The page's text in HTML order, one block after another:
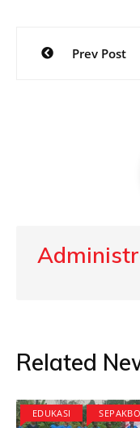
Post
navigation
Prev Post
Related
EDUKASI